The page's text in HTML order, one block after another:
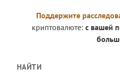
Поддержите
криптовалюте: с вашей
НАЙТИ